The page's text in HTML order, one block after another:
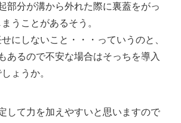
部分が溝から外れた際に裏蓋をがっ
うことがあるそう。
にしないこと・・・っていうのと、
あるので不安な場合はそっちを導入
ょうか。
して力を加えやすいと思いますので